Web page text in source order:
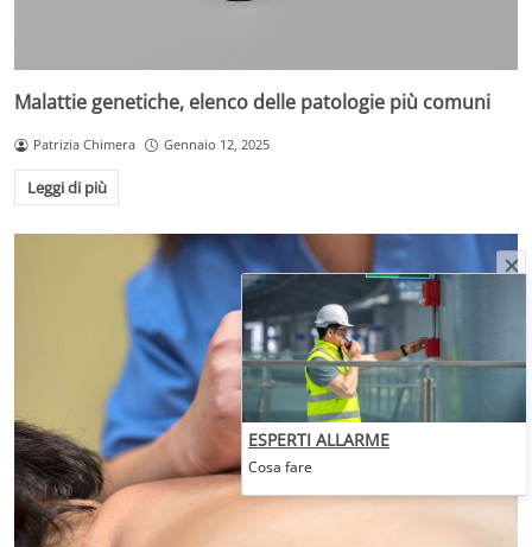
Malattie genetiche, elenco delle patologie più comuni
Patrizia Chimera Gennaio 12, 2025
Leggi di più
ESPERTI ALLARME
Cosa fare